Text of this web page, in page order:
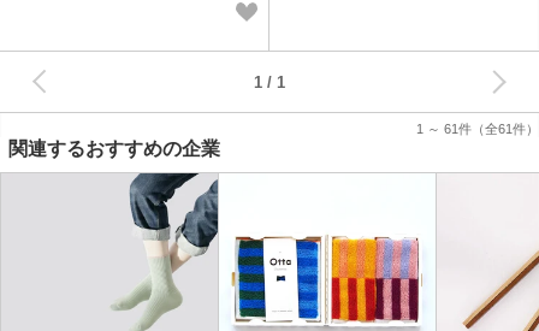
1 ～ 61件 （全61件）
1
関連するおすすめの企業